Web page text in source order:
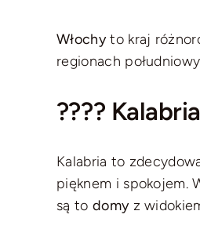
Włochyto kraj
regionach
????
Kalabria to
pięknem i spokojem.
są to domyz